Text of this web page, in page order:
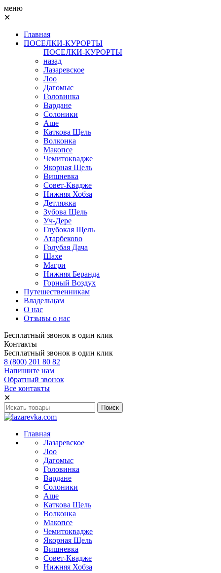
меню
✕
Главная
ПОСЕЛКИ-КУРОРТЫ
ПОСЕЛКИ-КУРОРТЫ
назад
Лазаревское
Лоо
Дагомыс
Головинка
Вардане
Солоники
Аше
Каткова Щель
Волконка
Макопсе
Чемитоквадже
Якорная Щель
Вишневка
Совет-Квадже
Нижняя Хобза
Детляжка
Зубова Щель
Уч-Дере
Глубокая Щель
Атарбеково
Голубая Дача
Шахе
Магри
Нижняя Беранда
Горный Воздух
Путешественникам
Владельцам
О нас
Отзывы о нас
Бесплатный звонок в один клик
Контакты
Бесплатный звонок в один клик
8 (800) 201 80 82
Напишите нам
Обратный звонок
Все контакты
✕
Главная
Лазаревское
Лоо
Дагомыс
Головинка
Вардане
Солоники
Аше
Каткова Щель
Волконка
Макопсе
Чемитоквадже
Якорная Щель
Вишневка
Совет-Квадже
Нижняя Хобза